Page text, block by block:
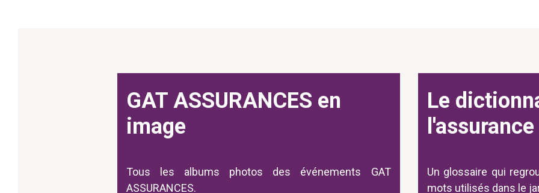
GAT ASSURANCES en
image
Tous les albums photos des événements GAT
ASSURANCES.
Le
l'assurance
Un glossaire qui
mots utilisés dans le